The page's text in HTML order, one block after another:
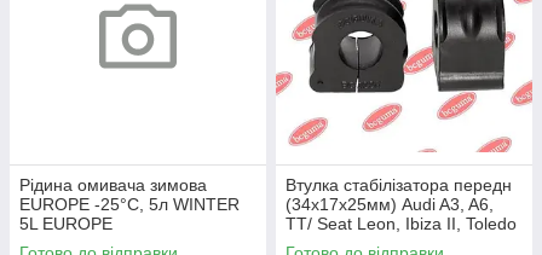
Рідина омивача зимова
EUROPE -25°C, 5л WINTER
5L EUROPE
Втулка стабілізатора передн
(34х17х25мм) Audi A3, A6,
TT/ Seat Leon, Ibiza II, Toledo
II (BC0226) BCGUMA BC0226